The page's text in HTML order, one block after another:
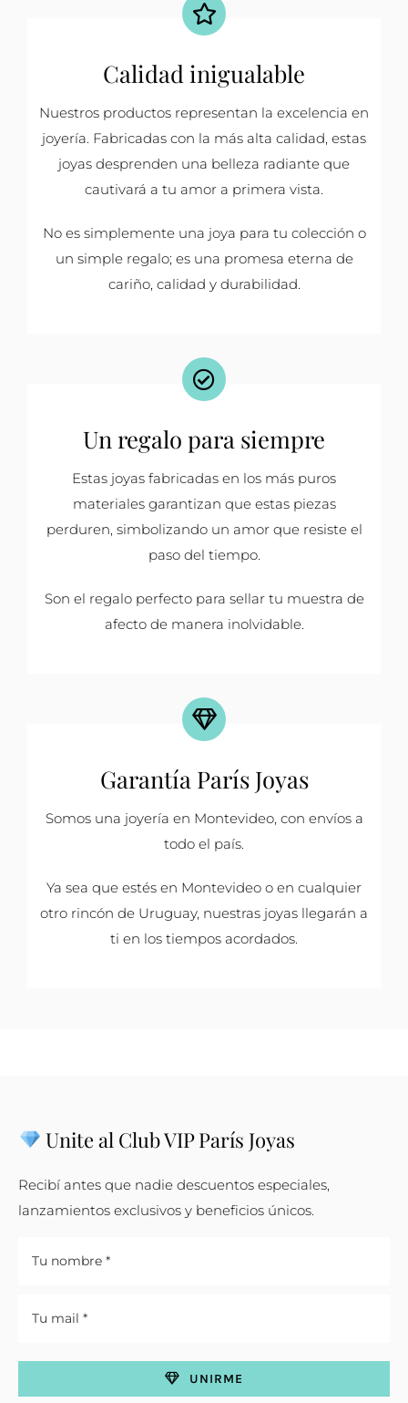
Calidad inigualable
Nuestros productos representan la excelencia en
joyería. Fabricadas con la más alta calidad, estas
joyas desprenden una belleza radiante que
cautivará a tu amor a primera vista.
No es simplemente una joya para tu colección o
un simple regalo; es una promesa eterna de
cariño, calidad y durabilidad.
Un regalo para siempre
Estas joyas fabricadas en los más puros
materiales garantizan que estas piezas
perduren, simbolizando un amor que resiste el
paso del tiempo.
Son el regalo perfecto para sellar tu muestra de
afecto de manera inolvidable.
Garantía París Joyas
Somos una joyería en Montevideo, con envíos a
todo el país.
Ya sea que estés en Montevideo o en cualquier
otro rincón de Uruguay, nuestras joyas llegarán a
ti en los tiempos acordados.
Unite al Club VIP París Joyas
Recibí antes que nadie descuentos especiales,
lanzamientos exclusivos y beneficios únicos.
UNIRME